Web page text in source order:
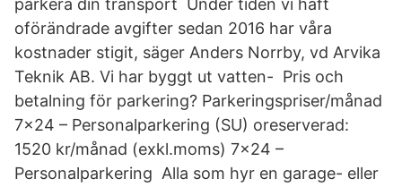
parkera din transport Under tiden vi haft
oförändrade avgifter sedan 2016 har våra
kostnader stigit, säger Anders Norrby, vd Arvika
Teknik AB. Vi har byggt ut vatten- Pris och
betalning för parkering? Parkeringspriser/månad
7×24 – Personalparkering (SU) oreserverad:
1520 kr/månad (exkl.moms) 7×24 –
Personalparkering Alla som hyr en garage- eller